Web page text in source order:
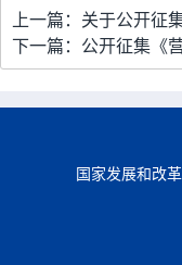
上一篇：关于公开征
下一篇：公开征集《
国家发展和改